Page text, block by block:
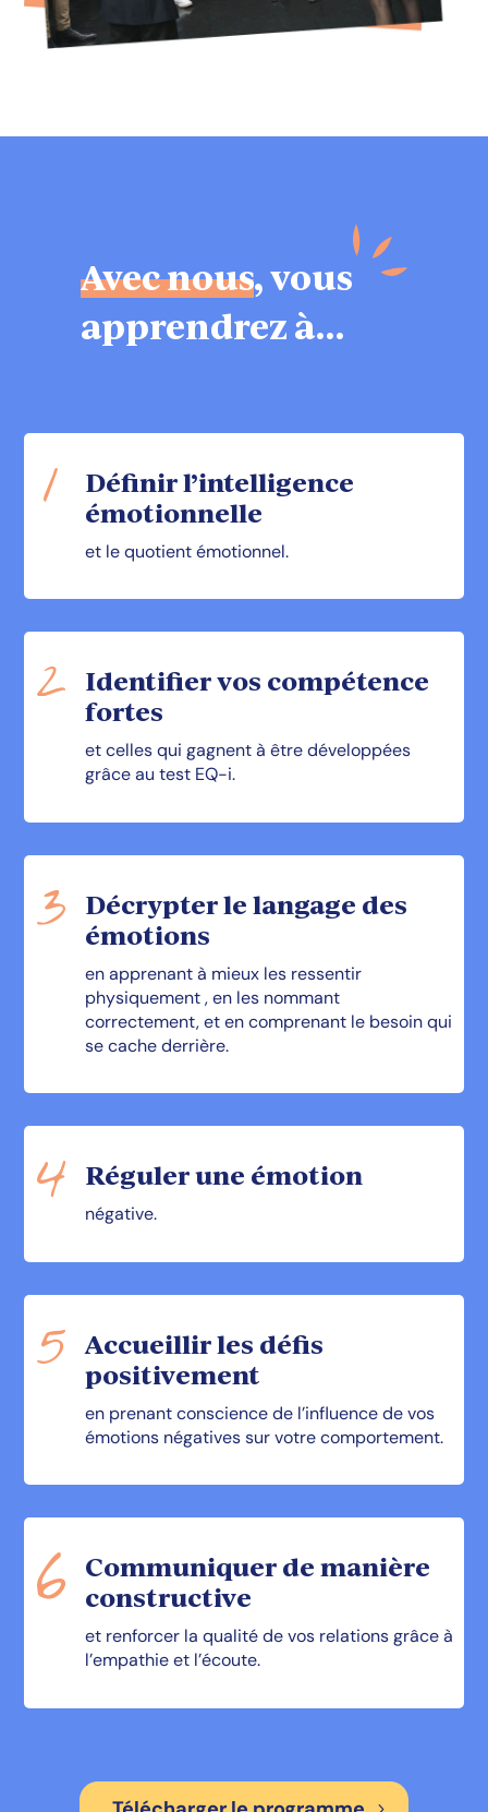
Avec nous, vous
apprendrez à…
Définir l’intelligence
émotionnelle
et le quotient émotionnel.
Identifier vos compétence
fortes
et celles qui gagnent à être développées
grâce au test EQ-i.
Décrypter le langage des
émotions
en apprenant à mieux les ressentir
physiquement , en les nommant
correctement, et en comprenant le besoin qui
se cache derrière.
Réguler une émotion
négative.
Accueillir les défis
positivement
en prenant conscience de l’influence de vos
émotions négatives sur votre comportement.
Communiquer de manière
constructive
et renforcer la qualité de vos relations grâce à
l’empathie et l’écoute.